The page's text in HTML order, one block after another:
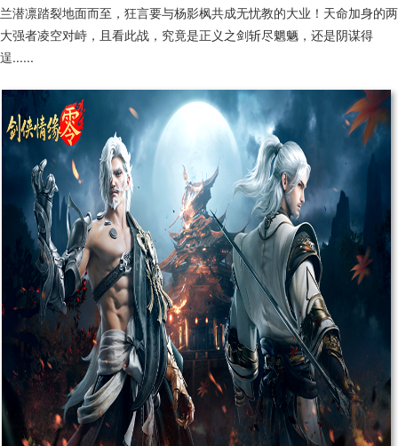
兰潜凛踏裂地面而至，狂言要与杨影枫共成无忧教的大业！天命加身的两
大强者凌空对峙，且看此战，究竟是正义之剑斩尽魍魉，还是阴谋得
逞......